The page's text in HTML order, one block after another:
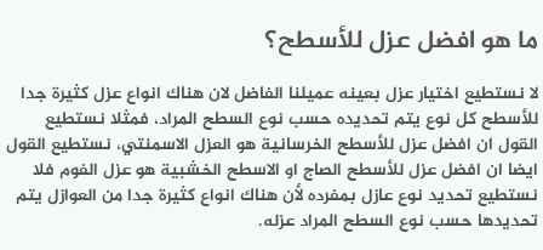
ما هو افضل عزل للأسطح؟
لا نستطيع اختيار عزل بعينه عميلنا الفاضل لان هناك انواع عزل كثيرة جدا
للأسطح كل نوع يتم تحديده حسب نوع السطح المراد، فمثلا نستطيع
القول ان افضل عزل للأسطح الخرسانية هو العزل الاسمنتي، نستطيع القول
ايضا ان افضل عزل للأسطح الصاج او الاسطح الخشبية هو عزل الفوم فلا
نستطيع تحديد نوع عازل بمفرده لأن هناك انواع كثيرة جدا من العوازل يتم
تحديدها حسب نوع السطح المراد عزله.